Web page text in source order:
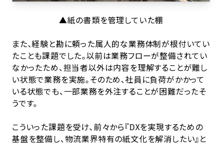
▲紙の書類を管理していた棚
また、経験と勘に頼った属人的な業務体制が根付いてい
たことも課題でした。以前は業務フローが整備されてい
なかったため、担当者以外は内容を理解することが難し
い状態で業務を実施。そのため、社員に負荷がかかって
いる状態でも、一部業務を外注することが困難だったそ
うです。
こういった課題を受け、前々から『DXを実現するための
基盤を整備し、物流業界特有の紙文化を解消したい』と